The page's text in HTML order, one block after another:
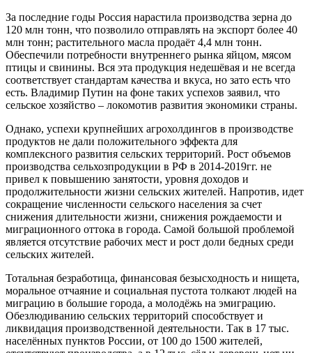
За последние годы Россия нарастила производства зерна до
120 млн тонн, что позволило отправлять на экспорт более 40
млн тонн; растительного масла продаёт 4,4 млн тонн.
Обеспечили потребности внутреннего рынка яйцом, мясом
птицы и свинины. Вся эта продукция недешёвая и не всегда
соответствует стандартам качества и вкуса, но зато есть что
есть. Владимир Путин на фоне таких успехов заявил, что
сельское хозяйство – локомотив развития экономики страны.
Однако, успехи крупнейших агрохолдингов в производстве
продуктов не дали положительного эффекта для
комплексного развития сельских территорий. Рост объемов
производства сельхозпродукции в РФ в 2014-2019гг. не
привел к повышению занятости, уровня доходов и
продолжительности жизни сельских жителей. Напротив, идет
сокращение численности сельского населения за счет
снижения длительности жизни, снижения рождаемости и
миграционного оттока в города. Самой большой проблемой
является отсутствие рабочих мест и рост доли бедных среди
сельских жителей.
Тотальная безработица, финансовая безысходность и нищета,
моральное отчаяние и социальная пустота толкают людей на
миграцию в большие города, а молодёжь на эмиграцию.
Обезлюдиванию сельских территорий способствует и
ликвидация производственной деятельности. Так в 17 тыс.
населённых пунктов России, от 100 до 1500 жителей,